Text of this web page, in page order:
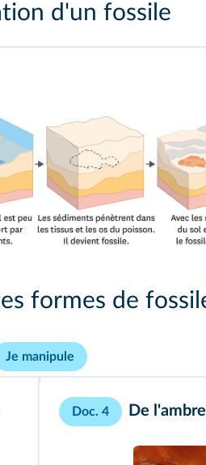
d'un fossile
formes de
Je manipule
Doc. 4 De